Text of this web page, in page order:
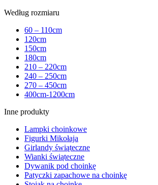
Według rozmiaru
60 – 110cm
120cm
150cm
180cm
210 – 220cm
240 – 250cm
270 – 450cm
400cm-1200cm
Inne produkty
Lampki choinkowe
Figurki Mikołaja
Girlandy świąteczne
Wianki świąteczne
Dywanik pod choinkę
Patyczki zapachowe na choinkę